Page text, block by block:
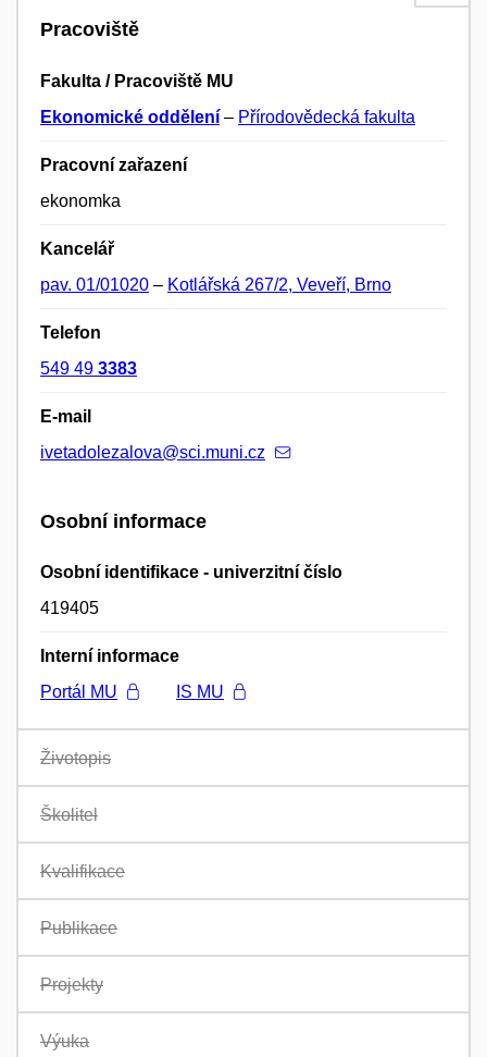
Pracoviště
Fakulta / Pracoviště MU
Ekonomické oddělení – Přírodovědecká fakulta
Pracovní zařazení
ekonomka
Kancelář
pav. 01/01020 – Kotlářská 267/2, Veveří, Brno
Telefon
549 49 3383
E-mail
ivetadolezalova@sci.muni.cz
Osobní informace
Osobní identifikace - univerzitní číslo
419405
Interní informace
Portál MU
IS MU
Životopis
Školitel
Kvalifikace
Publikace
Projekty
Výuka